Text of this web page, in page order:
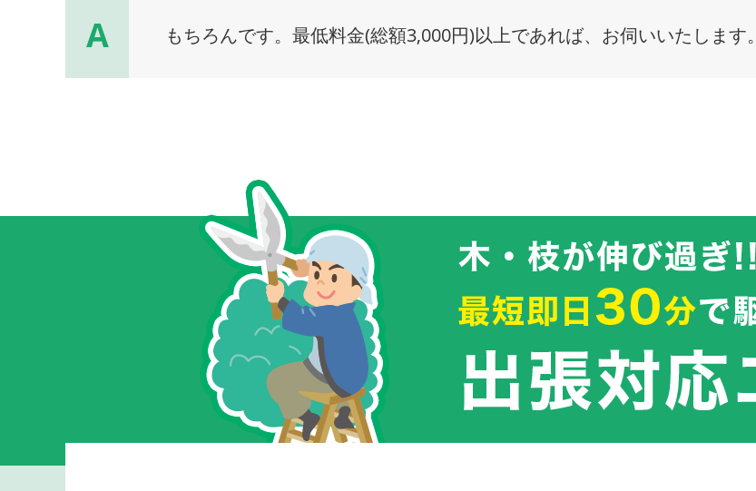
A もちろんです。最低料金(総額3,000円)以上であれば、お伺いいたします。